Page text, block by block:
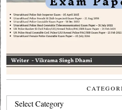
CATEGORIES